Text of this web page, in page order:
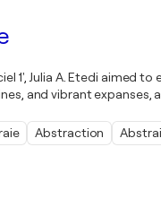
1', Julia A. Etedi aimed
and vibrant expanses,
Abstraction